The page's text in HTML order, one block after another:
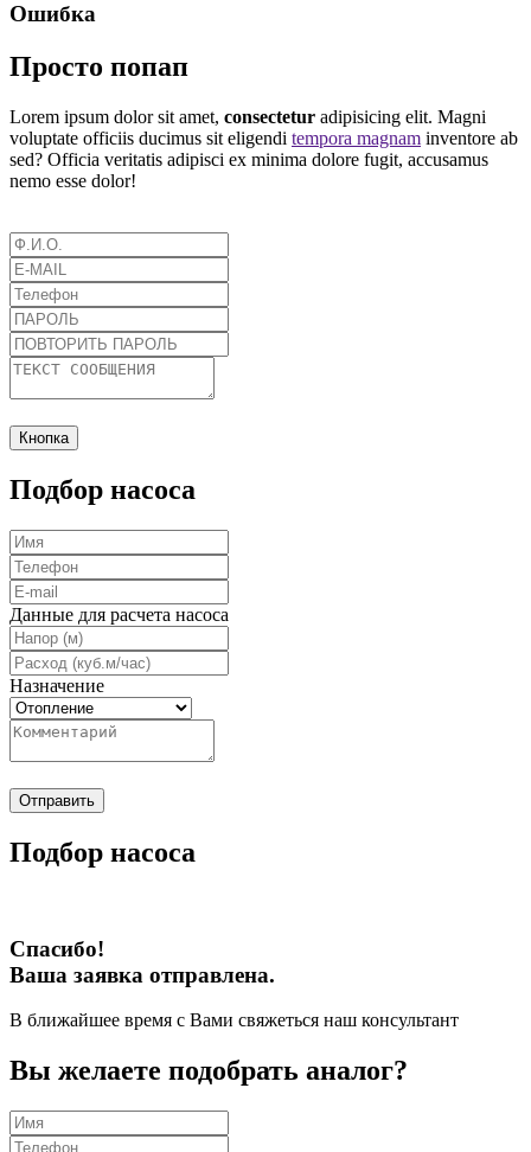
Ошибка
Просто попап
Lorem ipsum dolor sit amet, consectetur adipisicing elit. Magni
voluptate officiis ducimus sit eligendi tempora magnam inventore ab
sed? Officia veritatis adipisci ex minima dolore fugit, accusamus
nemo esse dolor!
Кнопка
Подбор насоса
Данные для расчета насоса
Назначение
Отправить
Подбор насоса
Спасибо!
Ваша заявка отправлена.
В ближайшее время с Вами свяжеться наш консультант
Вы желаете подобрать аналог?